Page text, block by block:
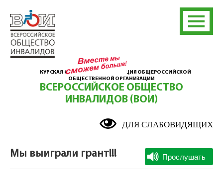
КУРСКАЯ ОБЛАСТНАЯ ОРГАНИЗАЦИЯ ОБЩЕРОССИЙСКОЙ
ОБЩЕСТВЕННОЙ ОРГАНИЗАЦИИ
ВСЕРОССИЙСКОЕ ОБЩЕСТВО
ИНВАЛИДОВ (ВОИ)
ДЛЯ СЛАБОВИДЯЩИХ
Мы выиграли грант!!!